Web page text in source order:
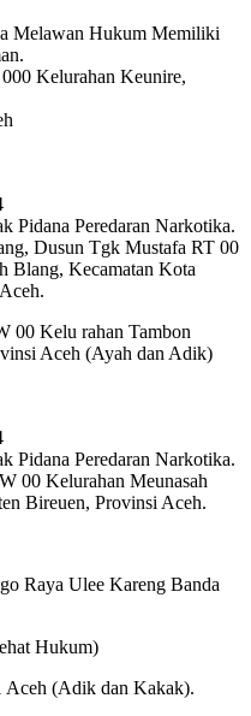
Melawan Hukum Memiliki
Kelurahan Keunire,
Pidana Peredaran Narkotika.
Dusun Tgk Mustafa RT 00
Blang, Kecamatan Kota
00 Kelu rahan Tambon
Aceh (Ayah dan Adik)
Pidana Peredaran Narkotika.
00 Kelurahan Meunasah
Bireuen, Provinsi Aceh.
Raya Ulee Kareng Banda
Hukum)
Aceh (Adik dan Kakak).